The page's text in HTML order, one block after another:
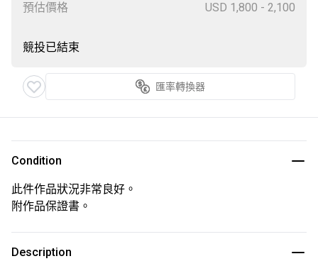
預估價格 USD 1,800 - 2,100
競投已結束
匯率轉換器
Condition
此件作品狀況非常良好。
附作品保證書。
Description